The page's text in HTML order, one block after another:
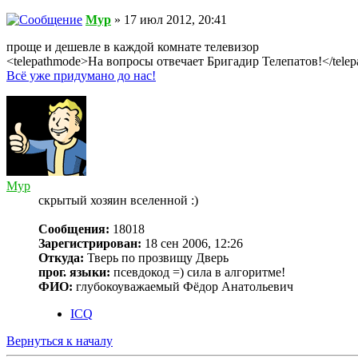
Myp » 17 июл 2012, 20:41
проще и дешевле в каждой комнате телевизор
<telepathmode>На вопросы отвечает Бригадир Телепатов!</
Всё уже придумано до нас!
Myp
скрытый хозяин вселенной :)
Сообщения: 18018
Зарегистрирован: 18 сен 2006, 12:26
Откуда: Тверь по прозвищу Дверь
прог. языки: псевдокод =) сила в алгоритме!
ФИО: глубокоуважаемый Фёдор Анатольевич
ICQ
Вернуться к началу